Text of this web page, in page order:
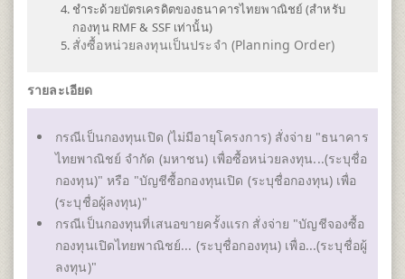
ชำระด้วยบัตรเครดิตของธนาคารไทยพาณิชย์ (สำหรับ
กองทุน RMF & SSF เท่านั้น)
สั่งซื้อหน่วยลงทุนเป็นประจำ (Planning Order)
รายละเอียด
กรณีเป็นกองทุนเปิด (ไม่มีอายุโครงการ) สั่งจ่าย "ธนาคาร
ไทยพาณิชย์ จำกัด (มหาชน) เพื่อซื้อหน่วยลงทุน...(ระบุชื่อ
กองทุน)" หรือ "บัญชีซื้อกองทุนเปิด (ระบุชื่อกองทุน) เพื่อ
(ระบุชื่อผู้ลงทุน)"
กรณีเป็นกองทุนที่เสนอขายครั้งแรก สั่งจ่าย "บัญชีจองซื้อ
กองทุนเปิดไทยพาณิชย์... (ระบุชื่อกองทุน) เพื่อ...(ระบุชื่อผู้
ลงทุน)"